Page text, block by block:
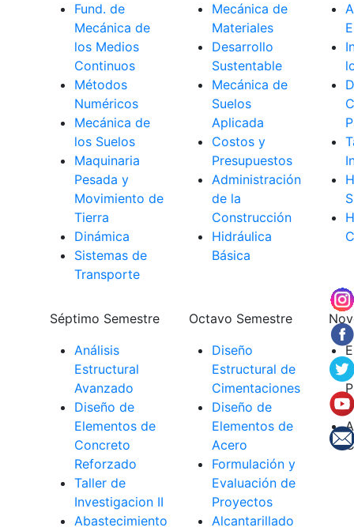
Fund. de
Mecánica de
los Medios
Continuos
Métodos
Numéricos
Mecánica de
los Suelos
Maquinaria
Pesada y
Movimiento de
Tierra
Dinámica
Sistemas de
Transporte
Mecánica de
Materiales
Desarrollo
Sustentable
Mecánica de
Suelos
Aplicada
Costos y
Presupuestos
Administración
de la
Construcción
Hidráulica
Básica
Séptimo Semestre Octavo Semestre
Análisis
Estructural
Avanzado
Diseño de
Elementos de
Concreto
Reforzado
Taller de
Investigacion II
Abastecimiento
Diseño
Estructural de
Cimentaciones
Diseño de
Elementos de
Acero
Formulación y
Evaluación de
Proyectos
Alcantarillado